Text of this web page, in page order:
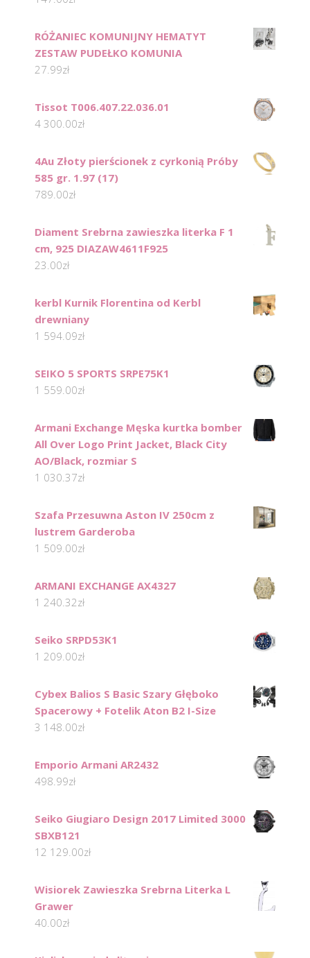
RÓŻANIEC KOMUNIJNY HEMATYT
ZESTAW PUDEŁKO KOMUNIA
27.99zł
Tissot T006.407.22.036.01
4 300.00zł
4Au Złoty pierścionek z cyrkonią Próby
585 gr. 1.97 (17)
789.00zł
Diament Srebrna zawieszka literka F 1
cm, 925 DIAZAW4611F925
23.00zł
kerbl Kurnik Florentina od Kerbl
drewniany
1 594.09zł
SEIKO 5 SPORTS SRPE75K1
1 559.00zł
Armani Exchange Męska kurtka bomber
All Over Logo Print Jacket, Black City
AO/Black, rozmiar S
1 030.37zł
Szafa Przesuwna Aston IV 250cm z
lustrem Garderoba
1 509.00zł
ARMANI EXCHANGE AX4327
1 240.32zł
Seiko SRPD53K1
1 209.00zł
Cybex Balios S Basic Szary Głęboko
Spacerowy + Fotelik Aton B2 I-Size
3 148.00zł
Emporio Armani AR2432
498.99zł
Seiko Giugiaro Design 2017 Limited 3000
SBXB121
12 129.00zł
Wisiorek Zawieszka Srebrna Literka L
Grawer
40.00zł